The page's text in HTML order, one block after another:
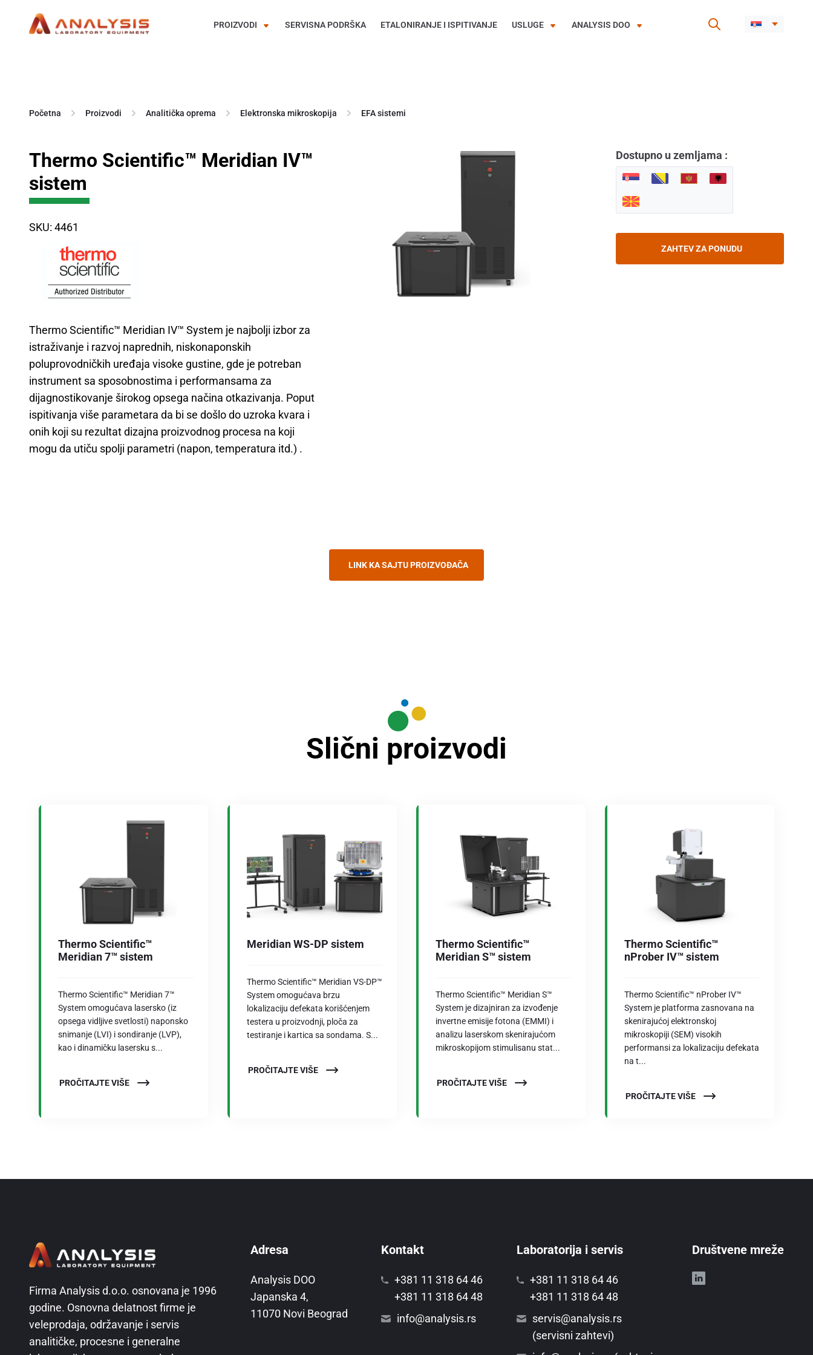
PROIZVODI SERVISNA PODRŠKA ETALONIRANJE I ISPITIVANJE USLUGE ANALYSIS DOO
Početna Proizvodi Analitička oprema Elektronska mikroskopija EFA sistemi
Thermo Scientific™ Meridian IV™
sistem
SKU: 4461
Thermo Scientific™ Meridian IV™ System je najbolji izbor za
istraživanje i razvoj naprednih, niskonaponskih
poluprovodničkih uređaja visoke gustine, gde je potreban
instrument sa sposobnostima i performansama za
dijagnostikovanje širokog opsega načina otkazivanja. Poput
ispitivanja više parametara da bi se došlo do uzroka kvara i
onih koji su rezultat dizajna proizvodnog procesa na koji
mogu da utiču spolji parametri (napon, temperatura itd.) .
Dostupno u zemljama :
ZAHTEV ZA PONUDU
LINK KA SAJTU PROIZVOĐAČA
Slični proizvodi
Thermo Scientific™
Meridian 7™ sistem
Thermo Scientific™ Meridian 7™
System omogućava lasersko (iz
opsega vidljive svetlosti) naponsko
snimanje (LVI) i sondiranje (LVP),
kao i dinamičku lasersku s...
PROČITAJTE VIŠE
Meridian WS-DP sistem
Thermo Scientific™ Meridian VS-DP™
System omogućava brzu
lokalizaciju defekata korišćenjem
testera u proizvodnji, ploča za
testiranje i kartica sa sondama. S...
PROČITAJTE VIŠE
Thermo Scientific™
Meridian S™ sistem
Thermo Scientific™ Meridian S™
System je dizajniran za izvođenje
invertne emisije fotona (EMMI) i
analizu laserskom skenirajućom
mikroskopijom stimulisanu stat...
PROČITAJTE VIŠE
Thermo Scientific™
nProber IV™ sistem
Thermo Scientific™ nProber IV™
System je platforma zasnovana na
skenirajućoj elektronskoj
mikroskopiji (SEM) visokih
performansi za lokalizaciju defekata
na t...
PROČITAJTE VIŠE
Firma Analysis d.o.o. osnovana je 1996
godine. Osnovna delatnost firme je
veleprodaja, održavanje i servis
analitičke, procesne i generalne
Adresa
Analysis DOO
Japanska 4,
11070 Novi Beograd
Kontakt
+381 11 318 64 46
+381 11 318 64 48
info@analysis.rs
Laboratorija i servis
+381 11 318 64 46
+381 11 318 64 48
servis@analysis.rs
(servisni zahtevi)
Društvene mreže